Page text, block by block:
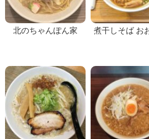
北のちゃんぽん家 煮干しそば お